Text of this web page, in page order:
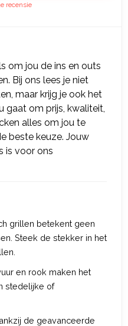
recensie
om jou de ins en outs
Bij ons lees je niet
maar krijg je ook het
gaat om prijs, kwaliteit,
alles om jou te
beste keuze. Jouw
is voor ons
grillen betekent geen
Steek de stekker in het
en rook maken het
stedelijke of
de geavanceerde